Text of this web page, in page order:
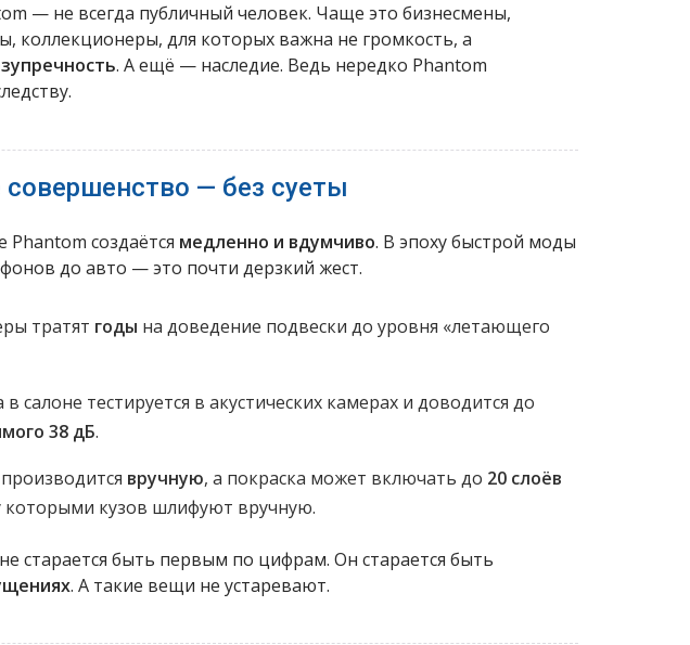
— не всегда публичный человек. Чаще это бизнесмены,
коллекционеры, для которых важна не громкость, а
. А ещё — наследие. Ведь нередко Phantom
— без суеты
создаётся медленно и вдумчиво. В эпоху быстрой моды
до авто — это почти дерзкий жест.
тратят годы на доведение подвески до уровня «летающего
салоне тестируется в акустических камерах и доводится до
38 дБ.
вручную, а покраска может включать до 20 слоёв
которыми кузов шлифуют вручную.
старается быть первым по цифрам. Он старается быть
. А такие вещи не устаревают.